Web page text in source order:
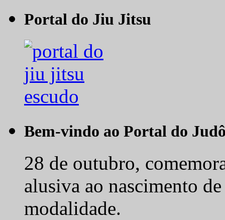
Portal do Jiu Jitsu
Bem-vindo ao Portal do
28 de outubro,
alusiva ao nascimento
modalidade.